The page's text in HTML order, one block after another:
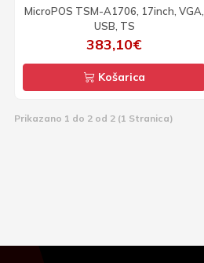
MicroPOS TSM-A1706, 17inch, VGA,
USB, TS
383,10€
Košarica
Prikazano 1 do 2 od 2 (1 Stranica)